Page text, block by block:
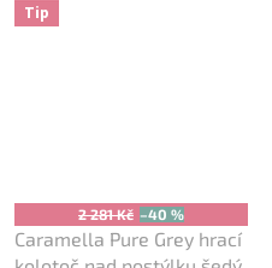
Tip
2 281 Kč –40 %
Caramella Pure Grey hrací